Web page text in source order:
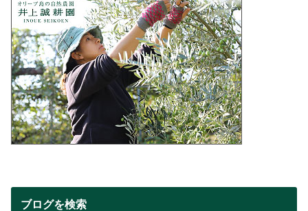
ブログを検索